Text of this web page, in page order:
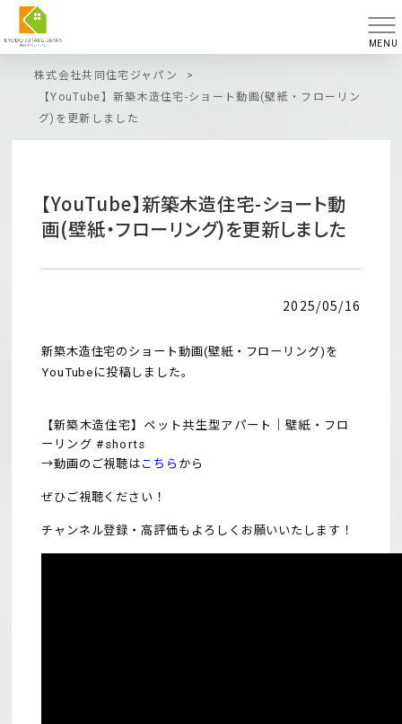
MENU
株式会社共同住宅ジャパン
>
【YouTube】新築木造住宅-ショート動画(壁紙・フローリン
グ)を更新しました
【YouTube】新築木造住宅-ショート動
画(壁紙・フローリング)を更新しました
2025/05/16
新築木造住宅のショート動画(壁紙・フローリング)を
YouTubeに投稿しました。
【新築木造住宅】ペット共生型アパート｜壁紙・フロ
ーリング #shorts
→動画のご視聴は こちら から
ぜひご視聴ください！
チャンネル登録・高評価もよろしくお願いいたします！